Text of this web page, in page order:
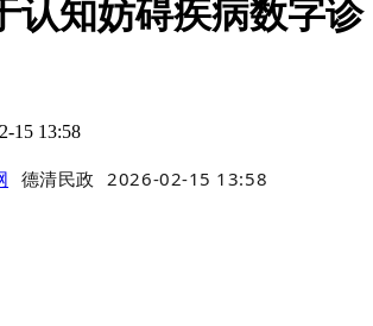
认知妨碍疾病数字诊
15 13:58
德清民政
2026-02-15 13:58